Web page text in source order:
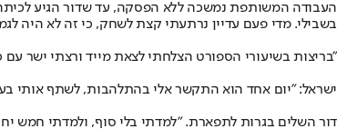
העבודה המשותפת נמשכה ללא הפסקה, עד שדור הגיע לכיתה
בשבילי. מדי פעם עדיין נרתעתי קצת לשחק, כי זה לא היה
"בריצות בשיעורי הספורט הצלחתי לצאת מייד ורצתי ישר
ישראל: "יום אחד הוא התקשר אלי בהתלהבות, לשתף אותי
דור השלים בגרות לתפארת. "למדתי בלי סוף, ולמדתי חמש